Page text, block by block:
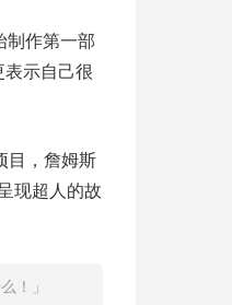
制作第一部
示自己很
目，詹姆斯
现超人的故
！」